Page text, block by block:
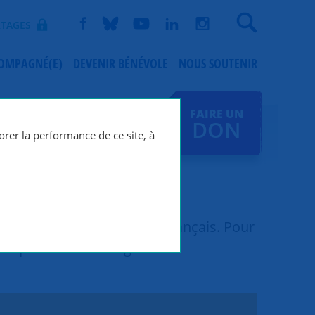
répartis sur le territoire français. Pour
sur votre région.
FAIRE UN
DON
Recherche
DEVENIR BÉNÉVOLE NOUS SOUTENIR
la performance de ce site, à